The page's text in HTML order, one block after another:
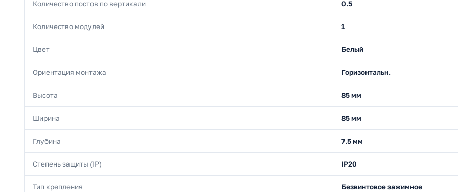
Количество постов по вертикали 0.5
Количество модулей 1
Цвет Белый
Ориентация монтажа Горизонтальн.
Высота 85 мм
Ширина 85 мм
Глубина 7.5 мм
Степень защиты (IP) IP20
Тип крепления
Безвинтовое зажимное